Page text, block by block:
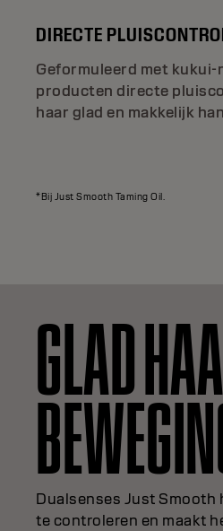
DIRECTE
Geformuleerd met
producten directe
haar glad en makkelijk
*Bij Just Smooth Taming Oil.
GLAD
Dualsenses Just
te controleren en maakt